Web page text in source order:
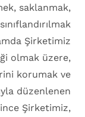
saklanmak,
Şirketimiz
olmak üzere,
korumak ve
düzenlenen
Şirketimiz,